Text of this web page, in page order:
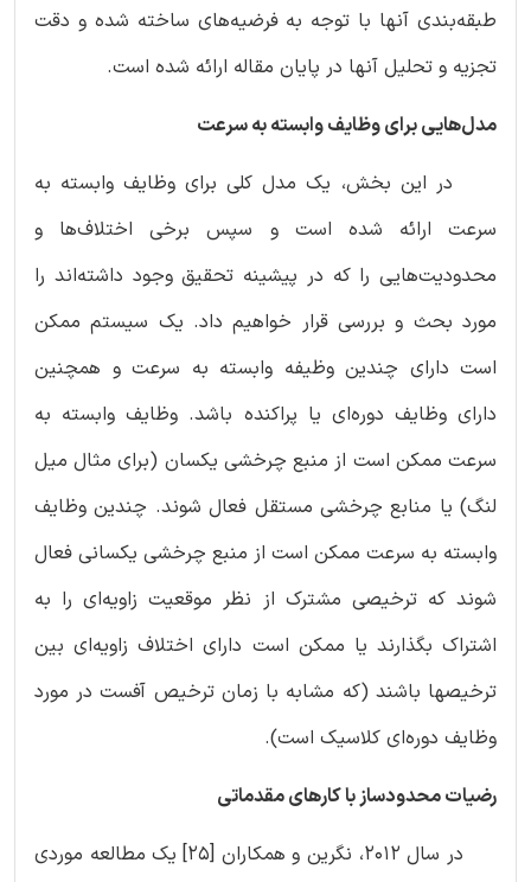
طبقه‌بندی آنها با توجه به فرضیه‌های ساخته شده و دقت
تجزیه و تحلیل آنها در پایان مقاله ارائه شده است.
مدل‌هایی برای وظایف وابسته به سرعت
در این بخش، یک مدل کلی برای وظایف وابسته به
سرعت ارائه شده است و سپس برخی اختلاف‌ها و
محدودیت‌هایی را که در پیشینه تحقیق وجود داشته‌اند را
مورد بحث و بررسی قرار خواهیم داد. یک سیستم ممکن
است دارای چندین وظیفه وابسته به سرعت و همچنین
دارای وظایف دوره‌ای یا پراکنده باشد. وظایف وابسته به
سرعت ممکن است از منبع چرخشی یکسان (برای مثال میل
لنگ) یا منابع چرخشی مستقل فعال شوند. چندین وظایف
وابسته به سرعت ممکن است از منبع چرخشی یکسانی فعال
شوند که ترخیصی مشترک از نظر موقعیت زاویه‌ای را به
اشتراک بگذارند یا ممکن است دارای اختلاف زاویه‌ای بین
ترخیصها باشند (که مشابه با زمان ترخیص آفست در مورد
وظایف دوره‌ای کلاسیک است).
رضیات محدود‌ساز با کارهای مقدماتی
در سال 2012، نگرین و همکاران [25] یک مطالعه موردی